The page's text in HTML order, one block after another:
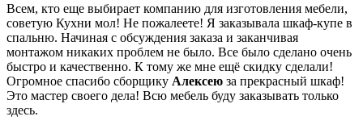
Всем, кто еще выбирает компанию для изготовления мебели,
советую Кухни мол! Не пожалеете! Я заказывала шкаф-купе в
спальню. Начиная с обсуждения заказа и заканчивая
монтажом никаких проблем не было. Все было сделано очень
быстро и качественно. К тому же мне ещё скидку сделали!
Огромное спасибо сборщику Алексею за прекрасный шкаф!
Это мастер своего дела! Всю мебель буду заказывать только
здесь.